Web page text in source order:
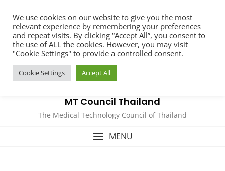
content
MT Council Thailand
The Medical Technology Council of Thailand
MENU
We use cookies on our website to give you the most
relevant experience by remembering your preferences
and repeat visits. By clicking “Accept All”, you consent to
the use of ALL the cookies. However, you may visit
"Cookie Settings" to provide a controlled consent.
Cookie Settings Accept All